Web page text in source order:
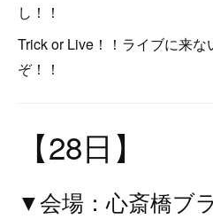
し！！
Trick or Live！！ライブに来な
ぞ！！
【28日】
▼会場：心斎橋ブ